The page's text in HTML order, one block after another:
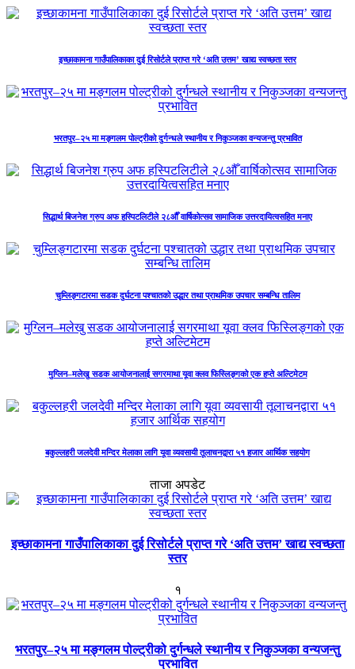
इच्छाकामना गाउँपालिकाका दुई रिसोर्टले प्राप्त गरे ‘अति उत्तम’ खाद्य स्वच्छता स्तर
भरतपुर–२५ मा मङ्गलम पोल्ट्रीको दुर्गन्धले स्थानीय र निकुञ्जका वन्यजन्तु प्रभावित
सिद्धार्थ बिजनेश ग्रुप अफ हस्पिटलिटीले २८औँ वार्षिकोत्सव सामाजिक उत्तरदायित्वसहित मनाए
चुम्लिङ्गटारमा सडक दुर्घटना पश्चातको उद्धार तथा प्राथमिक उपचार सम्बन्धि तालिम
मुग्लिन–मलेखु सडक आयोजनालाई सगरमाथा यूवा क्लव फिस्लिङ्गको एक हप्ते अल्टिमेटम
बकुल्लहरी जलदेवी मन्दिर मेलाका लागि यूवा व्यवसायी तूलाचनद्वारा ५१ हजार आर्थिक सहयोग
ताजा अपडेट
इच्छाकामना गाउँपालिकाका दुई रिसोर्टले प्राप्त गरे ‘अति उत्तम’ खाद्य स्वच्छता
स्तर
१
भरतपुर–२५ मा मङ्गलम पोल्ट्रीको दुर्गन्धले स्थानीय र निकुञ्जका वन्यजन्तु
प्रभावित